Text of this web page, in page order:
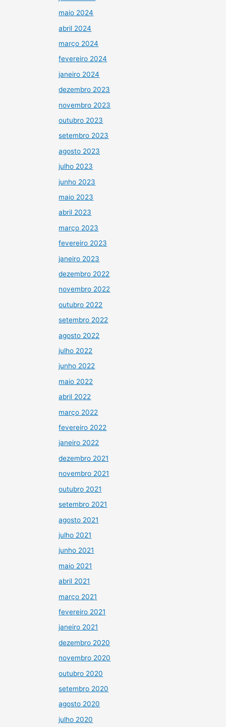
maio 2024
abril 2024
março 2024
fevereiro 2024
janeiro 2024
dezembro 2023
novembro 2023
outubro 2023
setembro 2023
agosto 2023
julho 2023
junho 2023
maio 2023
abril 2023
março 2023
fevereiro 2023
janeiro 2023
dezembro 2022
novembro 2022
outubro 2022
setembro 2022
agosto 2022
julho 2022
junho 2022
maio 2022
abril 2022
março 2022
fevereiro 2022
janeiro 2022
dezembro 2021
novembro 2021
outubro 2021
setembro 2021
agosto 2021
julho 2021
junho 2021
maio 2021
abril 2021
março 2021
fevereiro 2021
janeiro 2021
dezembro 2020
novembro 2020
outubro 2020
setembro 2020
agosto 2020
julho 2020